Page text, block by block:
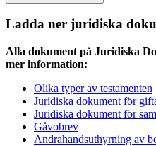
Ladda ner juridiska
Alla dokument på Juridiska
mer information:
Olika typer av testamenten
Juridiska dokument för
Juridiska dokument för
Gåvobrev
Andrahandsuthyrning av